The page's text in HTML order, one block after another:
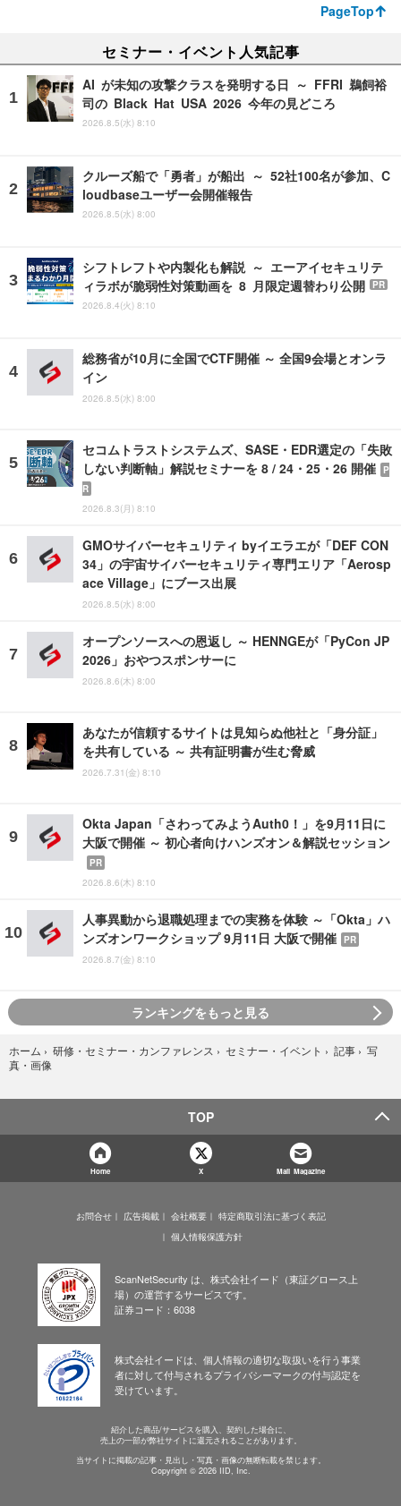
PageTop
セミナー・イベント人気記事
AI が未知の攻撃クラスを発明する日 ～ FFRI 鵜飼裕
司の Black Hat USA 2026 今年の見どころ
2026.8.5(水) 8:10
クルーズ船で「勇者」が船出 ～ 52社100名が参加、C
loudbaseユーザー会開催報告
2026.8.5(水) 8:00
シフトレフトや内製化も解説 ～ エーアイセキュリテ
ィラボが脆弱性対策動画を 8 月限定週替わり公開
PR
2026.8.4(火) 8:10
総務省が10月に全国でCTF開催 ～ 全国9会場とオンラ
イン
2026.8.5(水) 8:00
セコムトラストシステムズ、SASE・EDR選定の「失敗
しない判断軸」解説セミナーを 8 / 24・25・26 開催 P
R
2026.8.3(月) 8:10
GMOサイバーセキュリティ byイエラエが「DEF CON
34」の宇宙サイバーセキュリティ専門エリア「Aerosp
ace Village」にブース出展
2026.8.5(水) 8:00
オープンソースへの恩返し ～ HENNGEが「PyCon JP
2026」おやつスポンサーに
2026.8.6(木) 8:00
あなたが信頼するサイトは見知らぬ他社と「身分証」
を共有している ～ 共有証明書が生む脅威
2026.7.31(金) 8:10
Okta Japan「さわってみようAuth0！」を9月11日に
大阪で開催 ～ 初心者向けハンズオン＆解説セッション
PR
2026.8.6(木) 8:10
人事異動から退職処理までの実務を体験 ～「Okta」ハ
ンズオンワークショップ 9月11日 大阪で開催 PR
2026.8.7(金) 8:10
ランキングをもっと見る
ホーム › 研修・セミナー・カンファレンス › セミナー・イベント › 記事 › 写
真・画像
TOP
Home X Mail Magazine
お問合せ 広告掲載 会社概要
特定商取引法に基づく表記
個人情報保護方針
ScanNetSecurity は、株式会社イード（東証グロース上
場）の運営するサービスです。
証券コード：6038
株式会社イードは、個人情報の適切な取扱いを行う事業
者に対して付与されるプライバシーマークの付与認定を
受けています。
紹介した商品/サービスを購入、契約した場合に、
売上の一部が弊社サイトに還元されることがあります。
当サイトに掲載の記事・見出し・写真・画像の無断転載を禁じます。
Copyright © 2026 IID, Inc.